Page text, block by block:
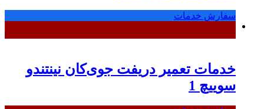
سفارش خدمات
خدمات تعمیر دریفت جوی‌کان نینتندو
سوییچ 1